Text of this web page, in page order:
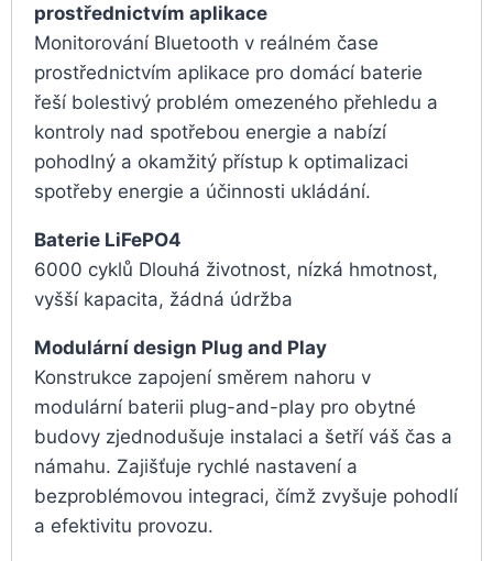
prostřednictvím aplikace
Monitorování Bluetooth v reálném čase
prostřednictvím aplikace pro domácí baterie
řeší bolestivý problém omezeného přehledu a
kontroly nad spotřebou energie a nabízí
pohodlný a okamžitý přístup k optimalizaci
spotřeby energie a účinnosti ukládání.
Baterie LiFePO4
6000 cyklů Dlouhá životnost, nízká hmotnost,
vyšší kapacita, žádná údržba
Modulární design Plug and Play
Konstrukce zapojení směrem nahoru v
modulární baterii plug-and-play pro obytné
budovy zjednodušuje instalaci a šetří váš čas a
námahu. Zajišťuje rychlé nastavení a
bezproblémovou integraci, čímž zvyšuje pohodlí
a efektivitu provozu.